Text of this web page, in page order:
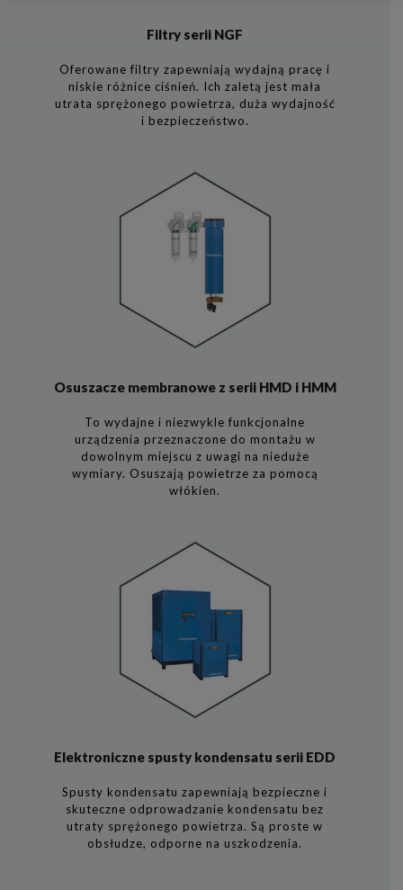
Filtry serii NGF
Oferowane filtry zapewniają wydajną pracę i
niskie różnice ciśnień. Ich zaletą jest mała
utrata sprężonego powietrza, duża wydajność
i bezpieczeństwo.
Osuszacze membranowe z serii HMD i HMM
To wydajne i niezwykle funkcjonalne
urządzenia przeznaczone do montażu w
dowolnym miejscu z uwagi na nieduże
wymiary. Osuszają powietrze za pomocą
włókien.
Elektroniczne spusty kondensatu serii EDD
Spusty kondensatu zapewniają bezpieczne i
skuteczne odprowadzanie kondensatu bez
utraty sprężonego powietrza. Są proste w
obsłudze, odporne na uszkodzenia.